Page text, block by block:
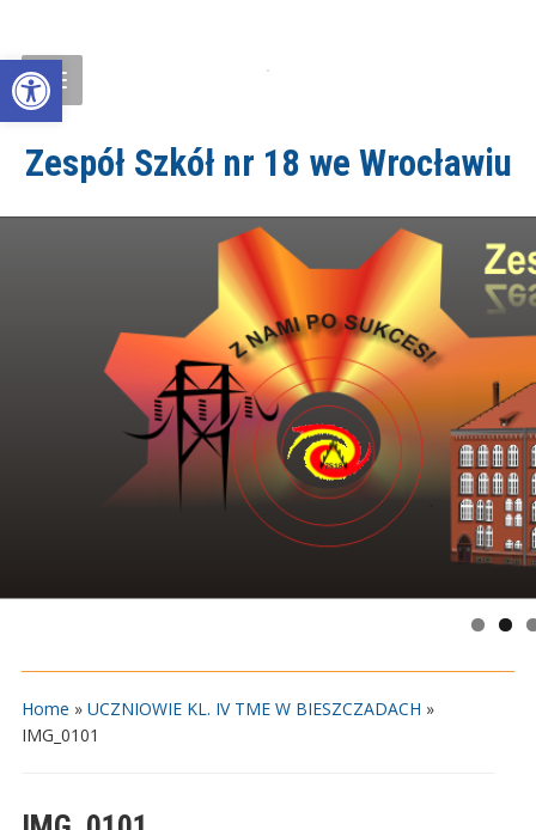
Open toolbar
Zespół Szkół nr 18 we Wrocławiu
Home » UCZNIOWIE KL. IV TME W BIESZCZADACH »
IMG_0101